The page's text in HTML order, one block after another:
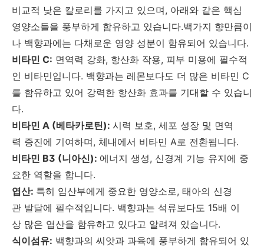
비교적 낮은 칼로리를 가지고 있으며, 아래와 같은 핵심
영양소들을 풍부하게 함유하고 있습니다.백가지 향만큼이
나 백향과에는 다채로운 영양 성분이 함유되어 있습니다.
비타민 C: 면역력 강화, 항산화 작용, 피부 미용에 필수적
인 비타민입니다. 백향과는 레몬보다도 더 많은 비타민 C
를 함유하고 있어 강력한 항산화 효과를 기대할 수 있습니
다.
비타민 A (베타카로틴): 시력 보호, 세포 성장 및 면역
력 증진에 기여하며, 체내에서 비타민 A로 전환됩니다.
비타민 B3 (니아신): 에너지 생성, 신경계 기능 유지에 중
요한 역할을 합니다.
엽산: 특히 임산부에게 중요한 영양소로, 태아의 신경
관 발달에 필수적입니다. 백향과는 석류보다도 15배 이
상 많은 엽산을 함유하고 있다고 알려져 있습니다.
식이섬유: 백향과의 씨앗과 과육에 풍부하게 함유되어 있